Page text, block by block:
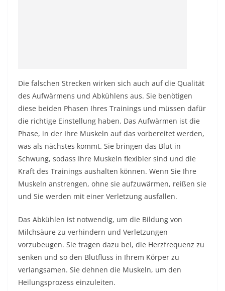
Die falschen Strecken wirken sich auch auf die Qualität
des Aufwärmens und Abkühlens aus. Sie benötigen
diese beiden Phasen Ihres Trainings und müssen dafür
die richtige Einstellung haben. Das Aufwärmen ist die
Phase, in der Ihre Muskeln auf das vorbereitet werden,
was als nächstes kommt. Sie bringen das Blut in
Schwung, sodass Ihre Muskeln flexibler sind und die
Kraft des Trainings aushalten können. Wenn Sie Ihre
Muskeln anstrengen, ohne sie aufzuwärmen, reißen sie
und Sie werden mit einer Verletzung ausfallen.
Das Abkühlen ist notwendig, um die Bildung von
Milchsäure zu verhindern und Verletzungen
vorzubeugen. Sie tragen dazu bei, die Herzfrequenz zu
senken und so den Blutfluss in Ihrem Körper zu
verlangsamen. Sie dehnen die Muskeln, um den
Heilungsprozess einzuleiten.